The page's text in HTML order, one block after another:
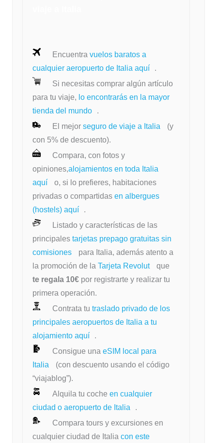
Encuentra vuelos baratos a
cualquier aeropuerto de Italia aquí
.
Si necesitas comprar algún artículo
para tu viaje, lo encontrarás en la mayor
tienda del mundo
.
El mejor seguro de viaje a Italia
(y
con 5% de descuento).
Compara, con fotos y
opiniones,alojamientos en toda Italia
aquí
o, si lo prefieres, habitaciones
privadas o compartidasen albergues
(hostels) aquí
.
Listado y características de las
principalestarjetas prepago gratuitas sin
comisiones
para Italia, además atento a
la promoción de la Tarjeta Revolut
que
te regala 10€por registrarte y realizar tu
primera operación.
Contrata tu traslado privado de los
principales aeropuertos de Italia a tu
alojamiento aquí
.
Consigue una eSIM local para
Italia
(con descuento usando el código
“viajablog”).
Alquila tu coche en cualquier
ciudad o aeropuerto de Italia
.
Compara tours y excursiones en
cualquier ciudad de Italia con este